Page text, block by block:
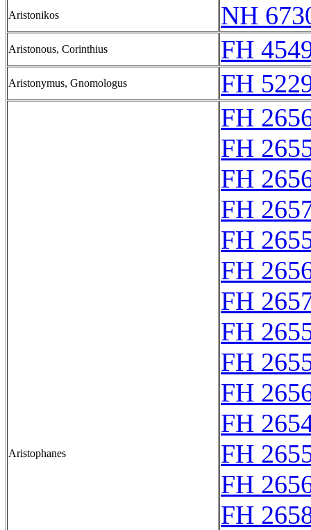
Aristonikos NH
Aristonous, Corinthius FH
Aristonymus, Gnomologus FH
Aristophanes
FH
FH
FH
FH
FH
FH
FH
FH
FH
FH
FH
FH
FH
FH